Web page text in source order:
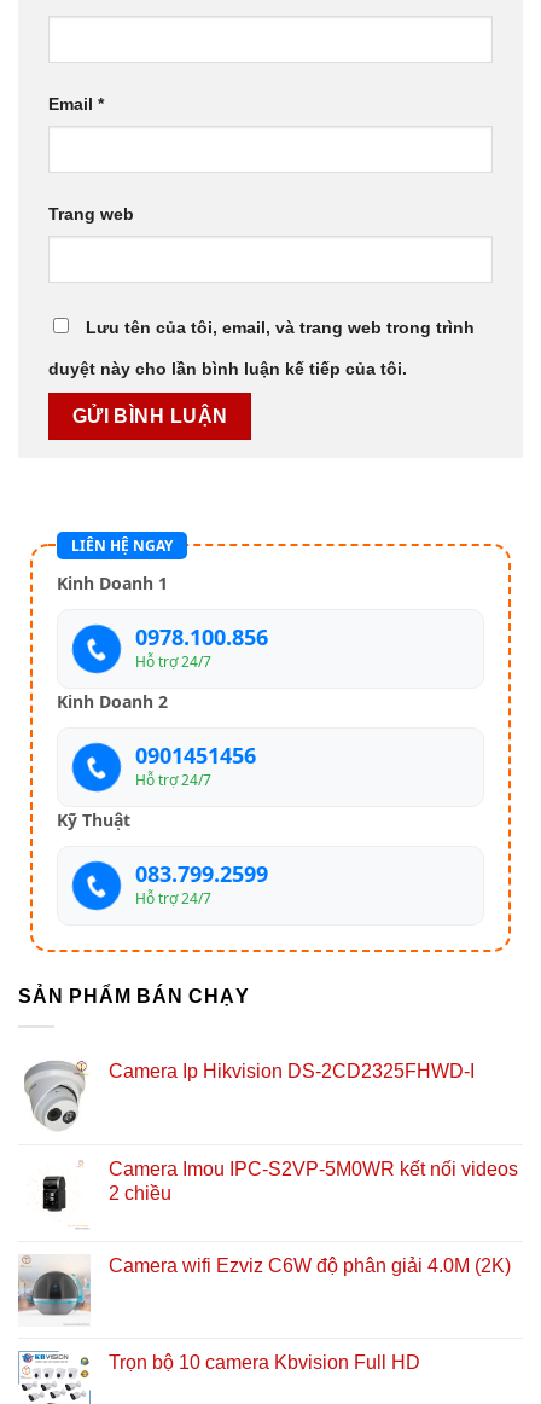
Email *
Trang web
Lưu tên của tôi, email, và trang web trong trình
duyệt này cho lần bình luận kế tiếp của tôi.
LIÊN HỆ NGAY
Kinh Doanh 1
0978.100.856
Hỗ trợ 24/7
Kinh Doanh 2
0901451456
Hỗ trợ 24/7
Kỹ Thuật
083.799.2599
Hỗ trợ 24/7
SẢN PHẨM BÁN CHẠY
Camera Ip Hikvision DS-2CD2325FHWD-I
Camera Imou IPC-S2VP-5M0WR kết nối videos
2 chiều
Camera wifi Ezviz C6W độ phân giải 4.0M (2K)
Trọn bộ 10 camera Kbvision Full HD